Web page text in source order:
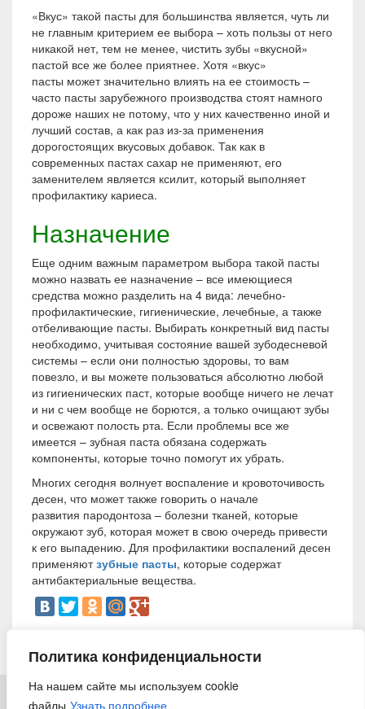
Политика конфиденциальности
На нашем сайте мы используем cookie
файлы Узнать подробнее
«Вкус» такой пасты для большинства является, чуть ли
не главным критерием ее выбора – хоть пользы от него
никакой нет, тем не менее, чистить зубы «вкусной»
пастой все же более приятнее. Хотя «вкус»
пасты может значительно влиять на ее стоимость –
часто пасты зарубежного производства стоят намного
дороже наших не потому, что у них качественно иной и
лучший состав, а как раз из-за применения
дорогостоящих вкусовых добавок. Так как в
современных пастах сахар не применяют, его
заменителем является ксилит, который выполняет
профилактику кариеса.
Назначение
Еще одним важным параметром выбора такой пасты
можно назвать ее назначение – все имеющиеся
средства можно разделить на 4 вида: лечебно-
профилактические, гигиенические, лечебные, а также
отбеливающие пасты. Выбирать конкретный вид пасты
необходимо, учитывая состояние вашей зубодесневой
системы – если они полностью здоровы, то вам
повезло, и вы можете пользоваться абсолютно любой
из гигиенических паст, которые вообще ничего не лечат
и ни с чем вообще не борются, а только очищают зубы
и освежают полость рта. Если проблемы все же
имеется – зубная паста обязана содержать
компоненты, которые точно помогут их убрать.
Многих сегодня волнует воспаление и кровоточивость
десен, что может также говорить о начале
развития пародонтоза – болезни тканей, которые
окружают зуб, которая может в свою очередь привести
к его выпадению. Для профилактики воспалений десен
применяютзубные пасты, которые содержат
антибактериальные вещества.